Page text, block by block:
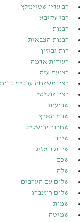
רב עדין שטיינזלץ
רבי עקיבא
רבנות
רבנות הצבאית
רות גביזון
רעידות אדמה
רצועת עזה
רצח משפחה ערבית בדומא
רצח פוליטי
שבועות
שבת הארץ
שחרור ירושלים
שירה
שירת האזינו
שכם
שלה
שלום עם הערבים
שלום רוזנברג
שמות
שמיטה